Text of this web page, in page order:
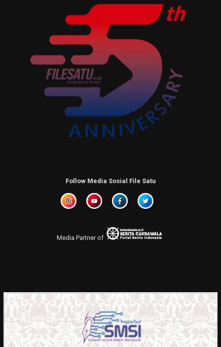
Follow Media Sosial File Satu
Media Partner of